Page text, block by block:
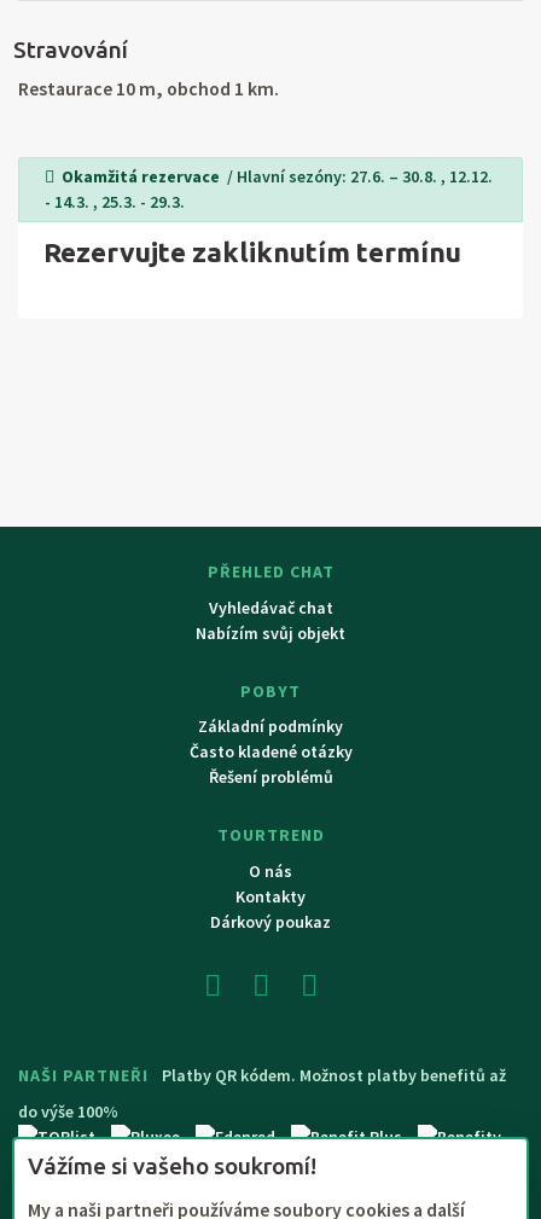
bruslaře, výlet lanovkou na Monte Baldo). Jezero Lago di
Ledro 60 km (4 pláže, hřiště na plážový volejbal a tenisové
lázně v Cola di Lazise 16 km. Celodenní výlety do okolí:
Verona (památka UNESCO, hlavní město provincie Verona,
William Shakespeare do ní zasadil děj své slavné tragédie
Romeo a Julie).
Stravování
Restaurace 10 m, obchod 1 km.
Okamžitá rezervace / Hlavní sezóny: 27.6. – 30.8. , 12.12.
- 14.3. , 25.3. - 29.3.
Rezervujte zakliknutím termínu
PŘEHLED CHAT
Vyhledávač chat
Nabízím svůj objekt
POBYT
Základní podmínky
Často kladené otázky
Řešení problémů
TOURTREND
O nás
Kontakty
Dárkový poukaz
NAŠI PARTNEŘI
Platby QR kódem. Možnost platby benefitů až
do výše 100%
Vážíme si vašeho soukromí!
My a naši partneři používáme soubory cookies a další